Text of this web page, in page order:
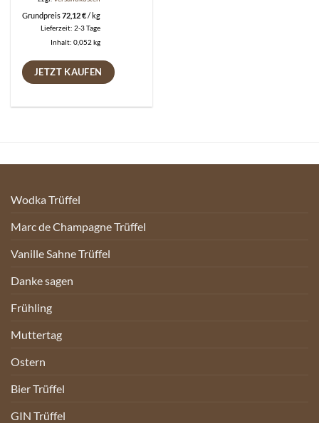
Grundpreis72,12€/kg
Lieferzeit:2-3 Tage
Inhalt: 0,052kg
JETZT KAUFEN
Wodka Trüffel
Marc de Champagne Trüffel
Vanille Sahne Trüffel
Danke sagen
Frühling
Muttertag
Ostern
Bier Trüffel
GIN Trüffel